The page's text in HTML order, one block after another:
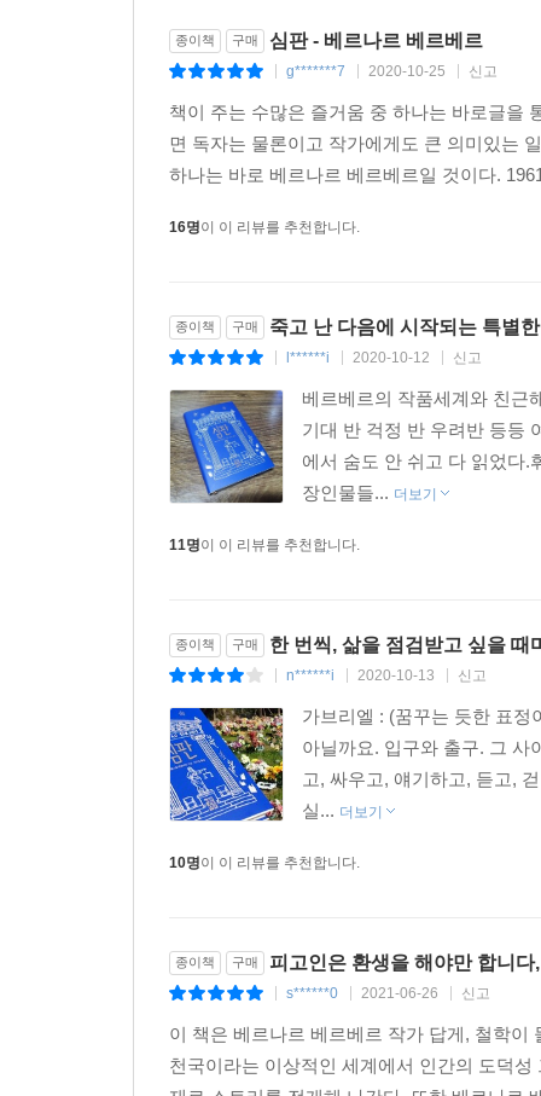
종이책 구매 심판 - 베르나르 베르베르
g*******7 2020-10-25 신고
책이 주는 수많은 즐거움 중 하나는 바로글을
면 독자는 물론이고 작가에게도 큰 의미있는
하나는 바로 베르나르 베르베르일 것이다.
16명이 이 리뷰를 추천합니다.
종이책 구매 죽고 난 다음에 시작되는 특별
l******i 2020-10-12 신고
베르베르의 작품세계와 친근
기대 반 걱정 반 우려반 등등
에서 숨도 안 쉬고 다 읽었다.
장인물들... 더보기
11명이 이 리뷰를 추천합니다.
종이책 구매 한 번씩, 삶을 점검받고 싶을 때
n******i 2020-10-13 신고
가브리엘 : (꿈꾸는 듯한 표
아닐까요. 입구와 출구. 그 사
고, 싸우고, 얘기하고, 듣고,
실... 더보기
10명이 이 리뷰를 추천합니다.
종이책 구매 피고인은 환생을 해야만 합니다
s******0 2021-06-26 신고
이 책은 베르나르 베르베르 작가 답게, 철학
천국이라는 이상적인 세계에서 인간의 도덕